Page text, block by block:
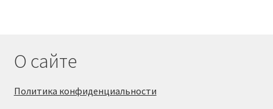
О сайте
Политика конфиденциальности